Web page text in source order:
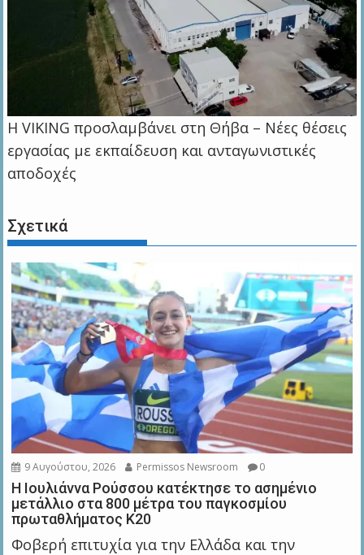
Η VIKING προσλαμβάνει στη Θήβα – Νέες θέσεις
εργασίας με εκπαίδευση και ανταγωνιστικές
αποδοχές
Σχετικά
9 Αυγούστου, 2026 Permissos Newsroom 0
Η Ιουλιάννα Ρούσσου κατέκτησε το ασημένιο
μετάλλιο στα 800 μέτρα του παγκοσμίου
πρωταθλήματος Κ20
Φοβερή επιτυχία για την Ελλάδα και την